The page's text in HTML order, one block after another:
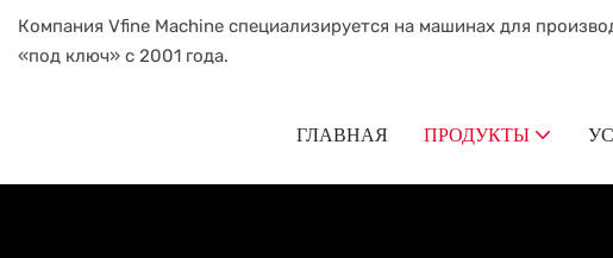
Компания Vfine Machine специализируется на машинах для
«под ключ» с 2001 года.
ГЛАВНАЯ ПРОДУКТЫ